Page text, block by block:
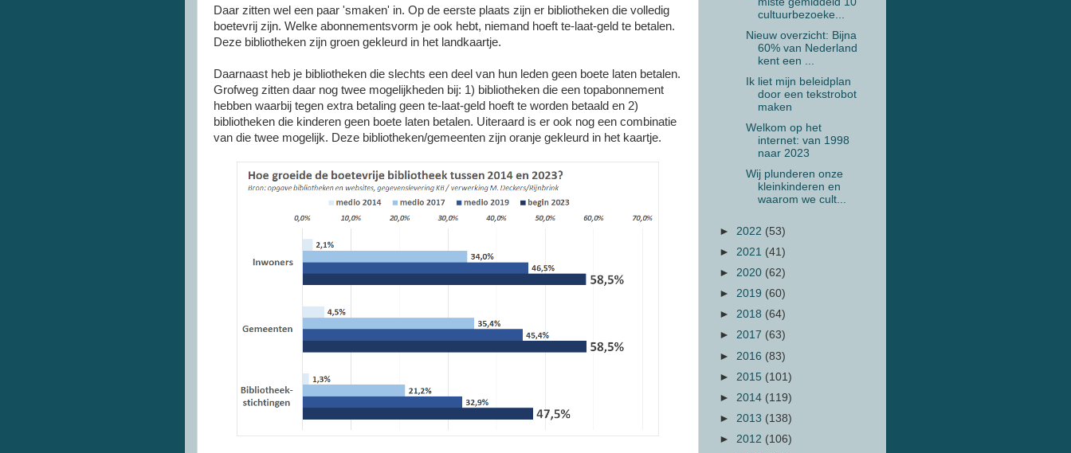
Daar zitten wel een paar 'smaken' in. Op de eerste plaats zijn er bibliotheken die volledig
boetevrij zijn. Welke abonnementsvorm je ook hebt, niemand hoeft te-laat-geld te betalen.
Deze bibliotheken zijn groen gekleurd in het landkaartje.
Daarnaast heb je bibliotheken die slechts een deel van hun leden geen boete laten betalen.
Grofweg zitten daar nog twee mogelijkheden bij: 1) bibliotheken die een topabonnement
hebben waarbij tegen extra betaling geen te-laat-geld hoeft te worden betaald en 2)
bibliotheken die kinderen geen boete laten betalen. Uiteraard is er ook nog een combinatie
van die twee mogelijk. Deze bibliotheken/gemeenten zijn oranje gekleurd in het kaartje.
cultuurbezoeke...
Nieuw overzicht: Bijna
60% van Nederland
kent een ...
Ik liet mijn beleidplan
door een tekstrobot
maken
Welkom op het
internet: van 1998
naar 2023
Wij plunderen onze
kleinkinderen en
waarom we cult...
► 2022 (53)
► 2021 (41)
► 2020 (62)
► 2019 (60)
► 2018 (64)
► 2017 (63)
► 2016 (83)
► 2015 (101)
► 2014 (119)
► 2013 (138)
► 2012 (106)